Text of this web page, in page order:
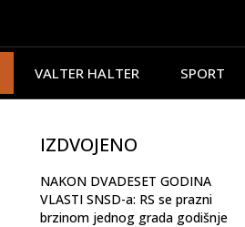
VALTER HALTER SPORT
IZDVOJENO
NAKON DVADESET GODINA
VLASTI SNSD-a: RS se prazni
brzinom jednog grada godišnje